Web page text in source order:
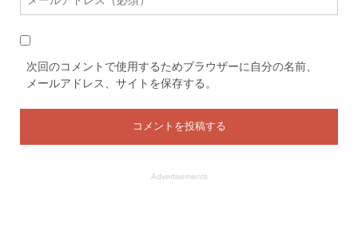
次回のコメントで使用するためブラウザーに自分の名前、
メールアドレス、サイトを保存する。
Advertisements